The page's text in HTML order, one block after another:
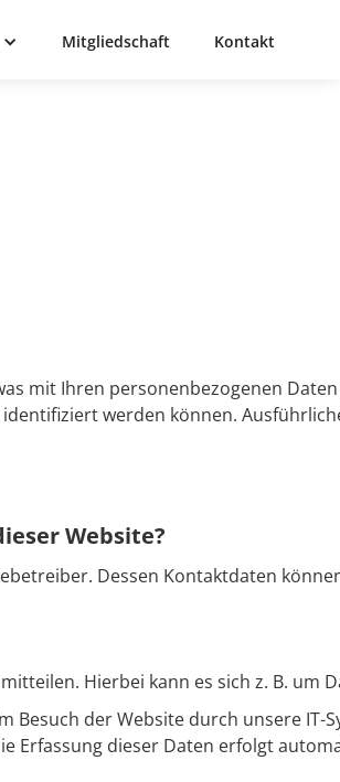
Mitgliedschaft Kontakt
mit Ihren personenbezogenen
werden können.
Website?
Dessen Kontaktdaten
Hierbei kann es sich z. B. um
der Website durch unsere IT-
dieser Daten erfolgt